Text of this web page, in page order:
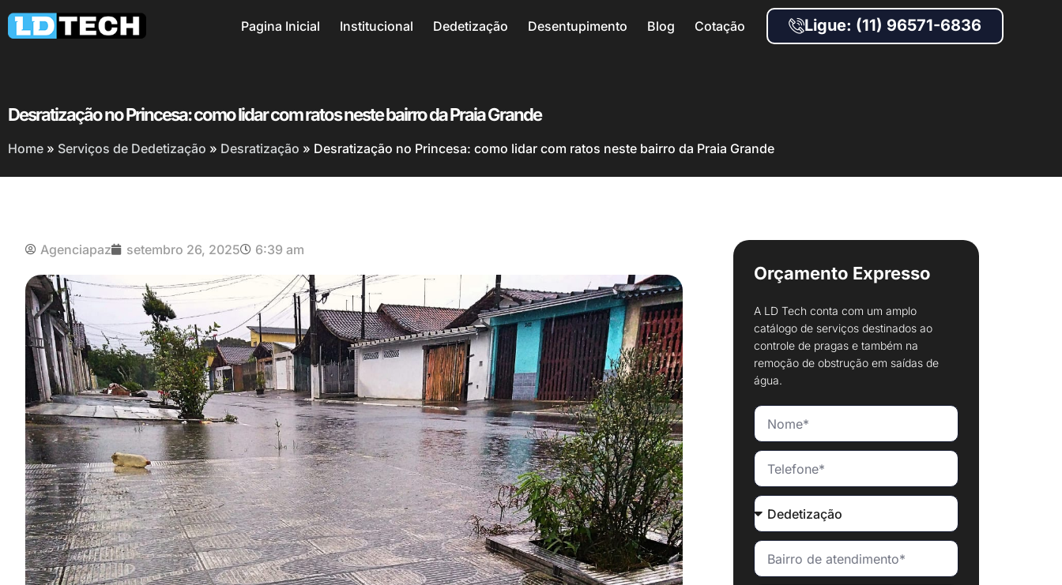
Pagina Inicial Institucional Dedetização Desentupimento Blog Cotação Ligue: (11) 96571-6836
Desratização no Princesa: como lidar com ratos neste bairro da Praia Grande
Home » Serviços de Dedetização » Desratização » Desratização no Princesa: como lidar com ratos neste bairro da Praia Grande
Agenciapaz setembro 26, 2025 6:39 am
Orçamento Expresso
A LD Tech conta com um amplo
catálogo de serviços destinados ao
controle de pragas e também na
remoção de obstrução em saídas de
água.